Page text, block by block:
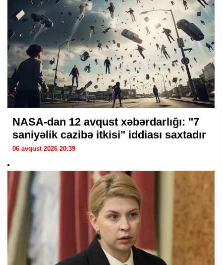
NASA-dan 12 avqust xəbərdarlığı: "7
saniyəlik cazibə itkisi" iddiası saxtadır
06 avqust 2026 20:39